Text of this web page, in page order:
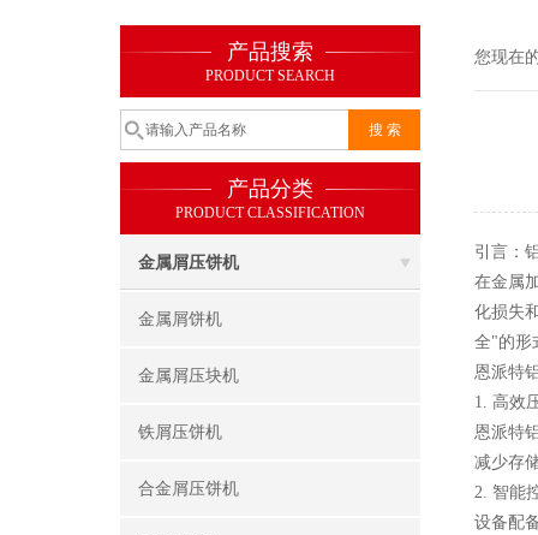
产品搜索
PRODUCT SEARCH
产品分类
PRODUCT CLASSIFICATION
金属屑压饼机
金属屑饼机
金属屑压块机
铁屑压饼机
合金屑压饼机
您现在
引言：
在金属
化损失
全"的形
恩派特
1. 高效
恩派特
减少存
2. 智能
设备配